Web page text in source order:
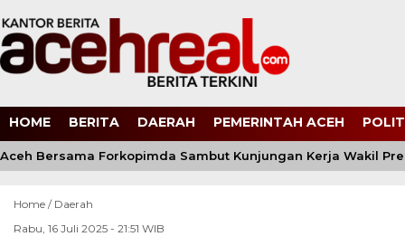
HOME BERITA DAERAH PEMERINTAH ACEH
Bersama Forkopimda Sambut Kunjungan Kerja Wakil
Home / Daerah
Rabu, 16 Juli 2025 - 21:51 WIB